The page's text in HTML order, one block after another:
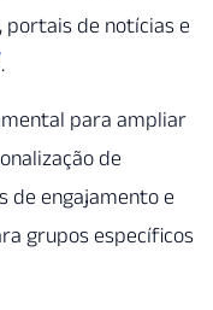
portais de notícias e
.
para ampliar
de
de engajamento e
grupos específicos